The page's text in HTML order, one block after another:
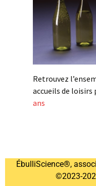
Retrouvez
accueils de loisirs
ans
ÉbulliScience®,
©2023-